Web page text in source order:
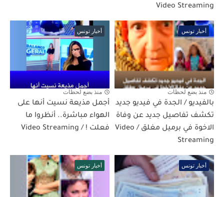
Video Streaming
أخبار تونس
منذ بضع لحظات
بالفيديو / الجدة في فيديو جديد
تكشف تفاصيل جديد عن وفاة
الاخوة في برميل مغلق / Video
Streaming
أخبار تونس
منذ بضع لحظات
أجمل مذيعة نسيت أنها على
الهواء مباشرة.. أنظروا ما
فعلت ! / Video Streaming
أخبار تونس أخبار تونس